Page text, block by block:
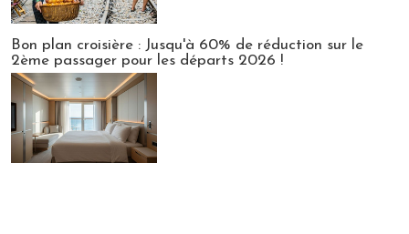
Bon plan croisière : Jusqu'à 60% de réduction sur le
2ème passager pour les départs 2026 !